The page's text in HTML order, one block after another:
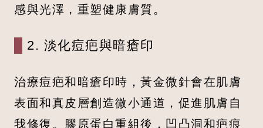
感與光澤，重塑健康膚質。
2. 淡化痘疤與暗瘡印
治療痘疤和暗瘡印時，黃金微針會在肌膚
表面和真皮層創造微小通道，促進肌膚自
我修復。膠原蛋白重組後，凹凸洞和疤痕